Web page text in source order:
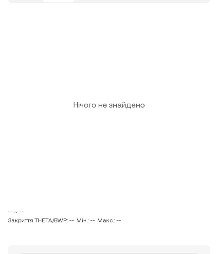
Нічого не знайдено
-- ~ --
Закриття THETA/BWP: -- Мін.: -- Макс.: --